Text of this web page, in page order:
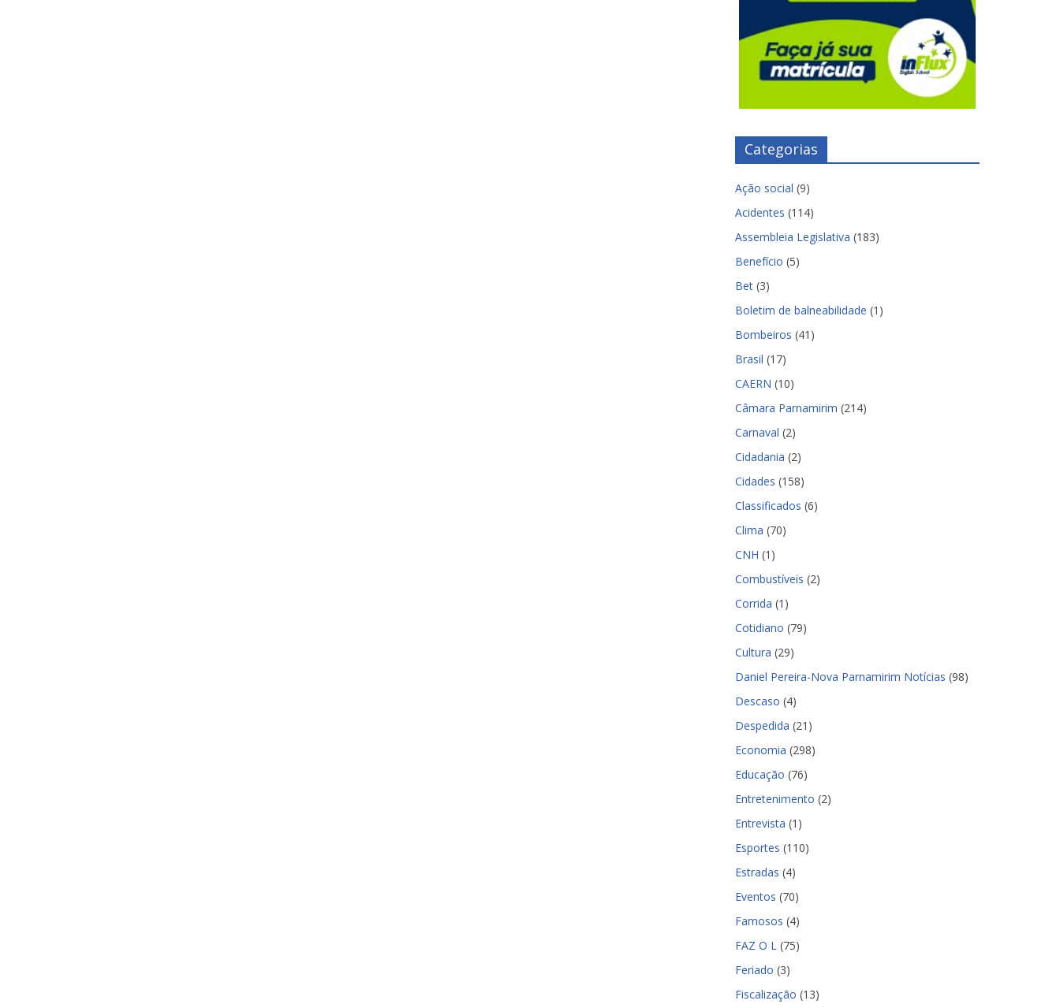
Categorias
Ação social (9)
Acidentes (114)
Assembleia Legislativa (183)
Benefício (5)
Bet (3)
Boletim de balneabilidade (1)
Bombeiros (41)
Brasil (17)
CAERN (10)
Câmara Parnamirim (214)
Carnaval (2)
Cidadania (2)
Cidades (158)
Classificados (6)
Clima (70)
CNH (1)
Combustíveis (2)
Corrida (1)
Cotidiano (79)
Cultura (29)
Daniel Pereira-Nova Parnamirim Notícias (98)
Descaso (4)
Despedida (21)
Economia (298)
Educação (76)
Entretenimento (2)
Entrevista (1)
Esportes (110)
Estradas (4)
Eventos (70)
Famosos (4)
FAZ O L (75)
Feriado (3)
Fiscalização (13)